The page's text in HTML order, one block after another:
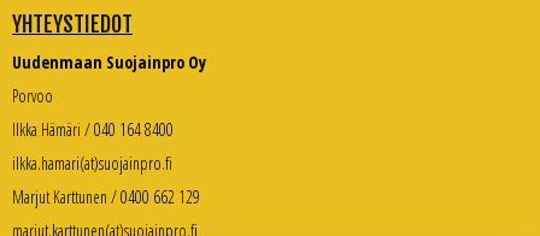
YHTEYSTIEDOT
Uudenmaan Suojainpro Oy
Porvoo
Ilkka Hämäri / 040 164 8400
ilkka.hamari(at)suojainpro.fi
Marjut Karttunen / 0400 662 129
marjut.karttunen(at)suojainpro.fi